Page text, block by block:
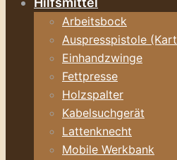
Arbeitsbock
Auspresspistole
Einhandzwinge
Fettpresse
Holzspalter
Kabelsuchgerät
Lattenknecht
Mobile Werkbank